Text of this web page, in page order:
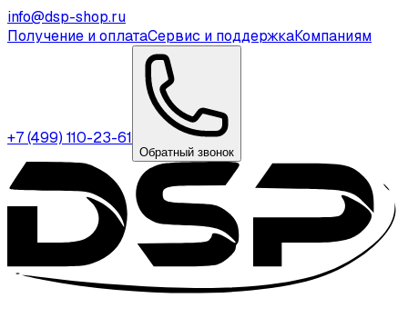
info@dsp-shop.ru
Получение и оплатаСервис и поддержкаКомпаниям
+7 (499) 110-23-61
Обратный звонок